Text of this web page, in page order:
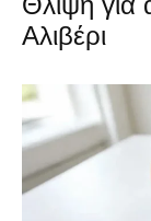
Αλιβέρι